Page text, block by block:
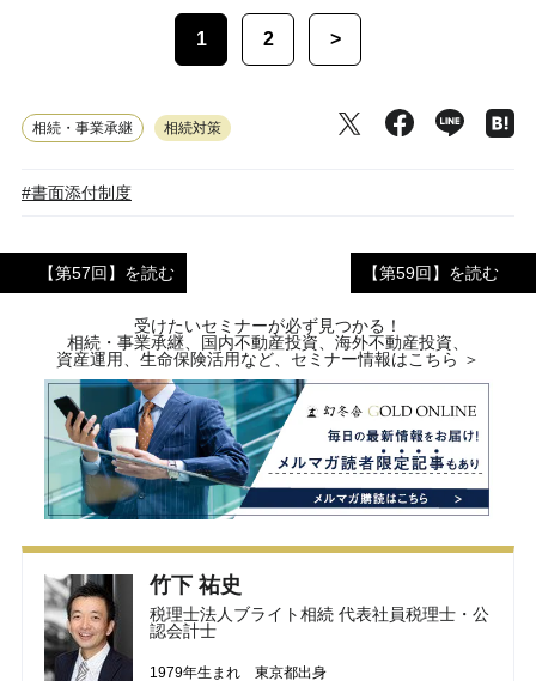
1 2 >
相続・事業承継 相続対策
#書面添付制度
【第57回】を読む 【第59回】を読む
受けたいセミナーが必ず見つかる！
相続・事業承継、国内不動産投資、海外不動産投資、
資産運用、生命保険活用など、セミナー情報はこちら ＞
竹下 祐史
税理士法人ブライト相続 代表社員税理士・公
認会計士
1979年生まれ 東京都出身